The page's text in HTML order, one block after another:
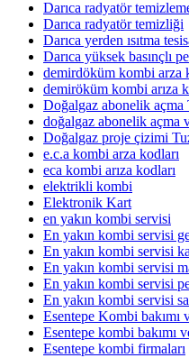
Darıca radyatör
Darıca radyatör temizliği
Darıca yerden ısıtma
Darıca yüksek basınçlı
demirdöküm kombi arza
demiröküm kombi arıza
Doğalgaz abonelik açma
doğalgaz abonelik açma
Doğalgaz proje çizimi
e.c.a kombi arza kodları
eca kombi arıza kodları
elektrikli kombi
Elektronik Kart
en yakın kombi servisi
En yakın kombi servisi
En yakın kombi servisi
En yakın kombi servisi
En yakın kombi servisi
En yakın kombi servisi
Esentepe Kombi bakımı
Esentepe kombi bakımı
Esentepe kombi firmaları